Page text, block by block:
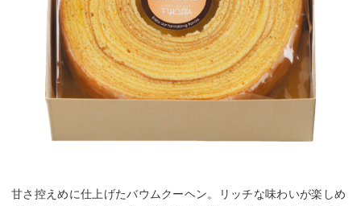
甘さ控えめに仕上げたバウムクーヘン。リッチな味わいが楽しめ